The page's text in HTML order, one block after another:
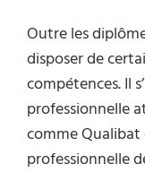
Outre les
disposer de
compétences. Il
professionnelle
comme
professionnelle